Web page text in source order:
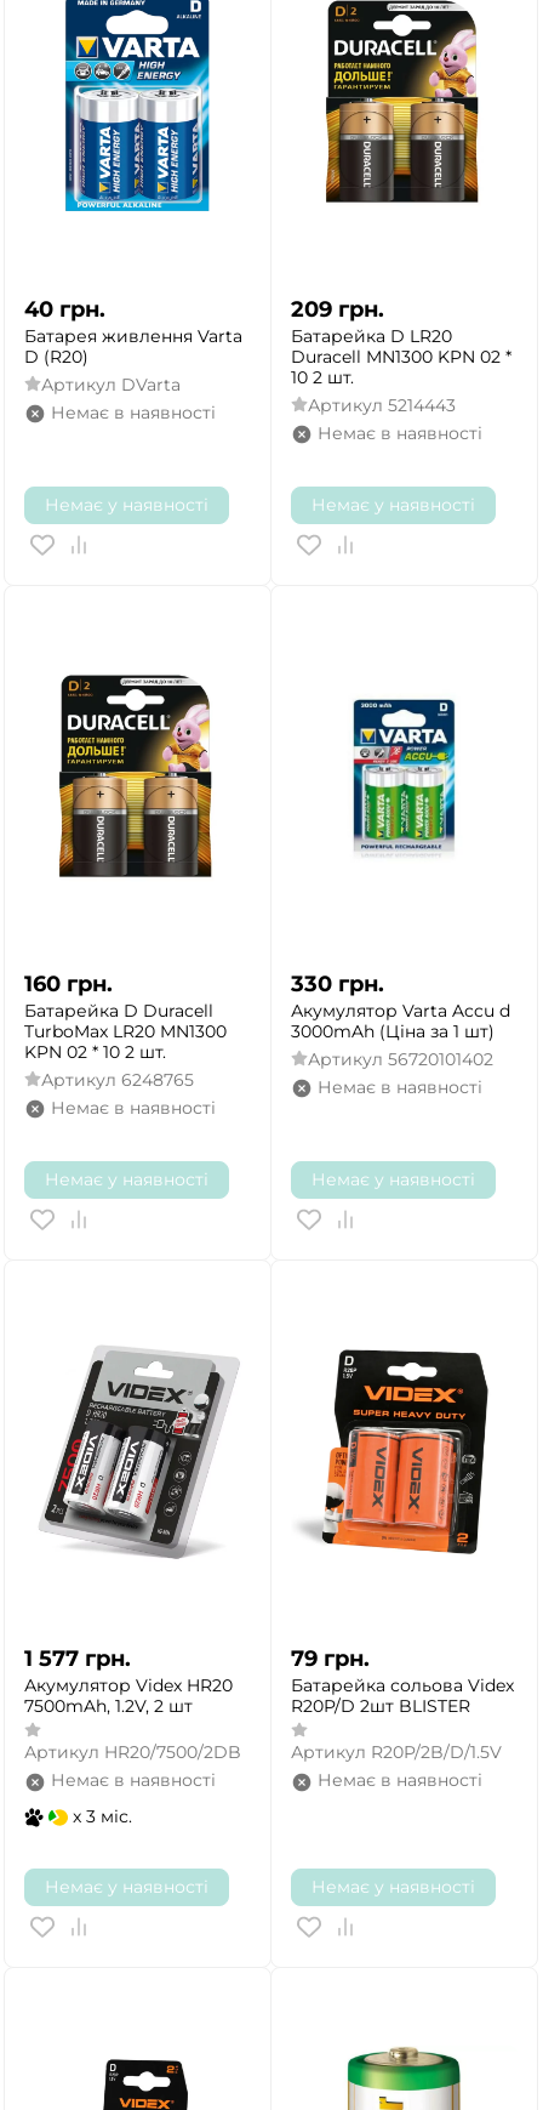
40 грн.
Батарея живлення Varta
D (R20)
Артикул DVarta
Немає в наявності
Немає у наявності
209 грн.
Батарейка D LR20
Duracell MN1300 KPN 02 *
10 2 шт.
Артикул 5214443
Немає в наявності
Немає у наявності
160 грн.
Батарейка D Duracell
TurboMax LR20 MN1300
KPN 02 * 10 2 шт.
Артикул 6248765
Немає в наявності
Немає у наявності
330 грн.
Акумулятор Varta Accu d
3000mAh (Ціна за 1 шт)
Артикул 56720101402
Немає в наявності
Немає у наявності
1 577 грн.
Акумулятор Videx HR20
7500mAh, 1.2V, 2 шт
Артикул HR20/7500/2DB
Немає в наявності
x 3 міс.
Немає у наявності
79 грн.
Батарейка сольова Videx
R20P/D 2шт BLISTER
Артикул R20P/2B/D/1.5V
Немає в наявності
Немає у наявності